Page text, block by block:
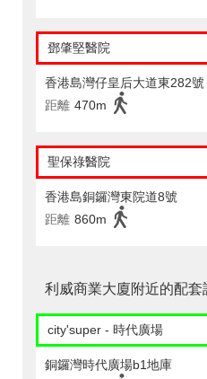
鄧肇堅醫院
香港島灣仔皇后大道東282號
距離 470m
聖保祿醫院
香港島銅鑼灣東院道8號
距離 860m
利威商業大廈附近的配套
city'super - 時代廣場
銅鑼灣時代廣場b1地庫